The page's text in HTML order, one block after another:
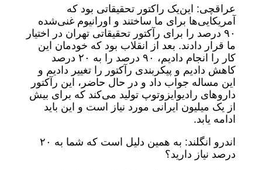
عراقچی: این‌یک راکتور تحقیقاتی بود که
آمریکایی‌ها برای ما ساختند و اورانیوم غنی‌شده
۹۰ درصد را برای رآکتور تحقیقاتی تهران در اختیار
ما قرار دادند. بعد از انقلاب بود که خودمان این
کار را انجام دادیم، ۹۰ درصد را به ۲۰ درصد
کاهش دادیم و پیکربندی رآکتور را تغییر دادیم و
این مساله جواب داد و در حال حاضر، این رآکتور
داروهای رادیوایزوتوپ تولید می‌کند که برای بیش
از یک میلیون ایرانی مورد نیاز است و این باید
ادامه یابد.
اندرو انگلند: به همین دلیل است که شما به ۲۰
درصد نیاز دارید؟